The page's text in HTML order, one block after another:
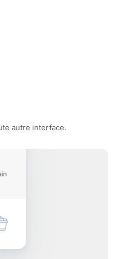
autre interface.